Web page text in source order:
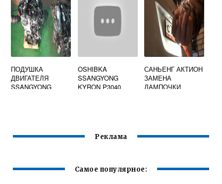
ПОДУШКА
ДВИГАТЕЛЯ
SSANGYONG
OSHIBKA
SSANGYONG
KYRON P3040
САНЬЕНГ АКТИОН
ЗАМЕНА
ЛАМПОЧКИ
Реклама
Самое популярное: